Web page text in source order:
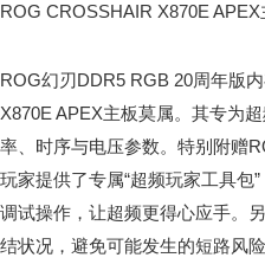
ROG CROSSHAIR X870E
ROG幻刃DDR5 RGB 20周年版
X870E APEX主板莫属。其专为
率、时序与电压参数。特别附赠
玩家提供了专属“超频玩家工具包
调试操作，让超频更得心应手。
结状况，避免可能发生的短路风险